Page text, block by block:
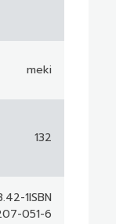
meki
132
1ISBN
051-6